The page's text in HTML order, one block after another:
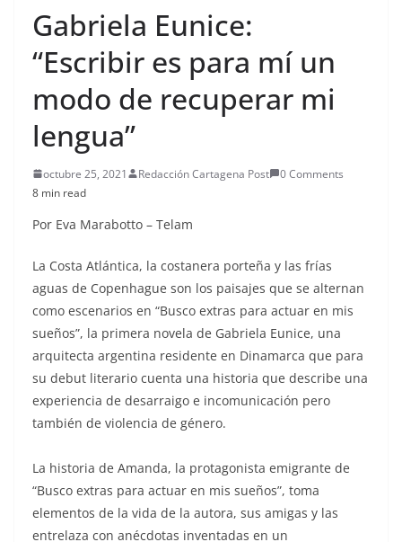
Gabriela Eunice:
“Escribir es para mí un
modo de recuperar mi
lengua”
octubre 25, 2021 Redacción Cartagena Post
0 Comments
8 min read
Por Eva Marabotto – Telam
La Costa Atlántica, la costanera porteña y las frías
aguas de Copenhague son los paisajes que se alternan
como escenarios en “Busco extras para actuar en mis
sueños”, la primera novela de Gabriela Eunice, una
arquitecta argentina residente en Dinamarca que para
su debut literario cuenta una historia que describe una
experiencia de desarraigo e incomunicación pero
también de violencia de género.
La historia de Amanda, la protagonista emigrante de
“Busco extras para actuar en mis sueños”, toma
elementos de la vida de la autora, sus amigas y las
entrelaza con anécdotas inventadas en un